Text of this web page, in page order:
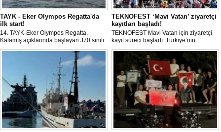
TAYK - Eker Olympos Regatta'da
ilk start!
14. TAYK-Eker Olympos Regatta,
Kalamış açıklarında başlayan J70 sınıfı
yarışlarıyla ilk startını verdi. İstanbul'u 10
gün boyunca yelken coşkusuyla
buluşturacak organizasyonun ilk
gününde 9 tekne rüzgârla buluştu.
TEKNOFEST ‘Mavi Vatan’ ziyaretçi
kayıtları başladı!
TEKNOFEST Mavi Vatan için ziyaretçi
kayıt süreci başladı. Türkiye’nin
denizcilik ve savunma teknolojilerine
odaklanan etkinliği, 20-23 Ağustos
tarihleri arasında Gölcük Tersanesi
Komutanlığı’nda gerçekleştirilecek.